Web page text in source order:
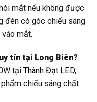
mắt nếu không được
đèn có góc chiếu sáng
vào mắt.
tín tại Long Biên?
tạiThành Đạt LED,
chiếu sáng chất